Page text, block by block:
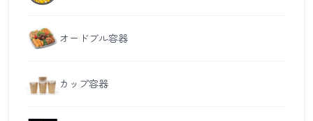
オードブル容器
カップ容器